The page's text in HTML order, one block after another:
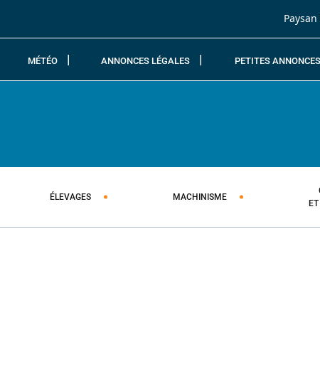
MÉTÉO ANNONCES LÉGALES PETITES ANNONCES
ÉLEVAGES MACHINISME